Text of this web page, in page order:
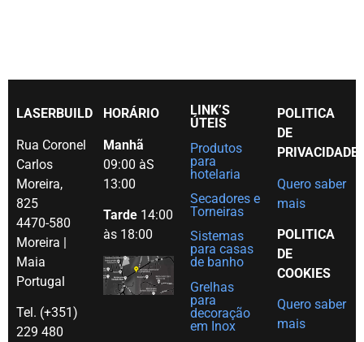
LASERBUILD
Rua Coronel
Carlos
Moreira,
825
4470-580
Moreira |
Maia
Portugal
Tel. (+351)
229 480
HORÁRIO
Manhã
09:00 àS
13:00
Tarde 14:00
às 18:00
LINK’S
ÚTEIS
Produtos
para
hotelaria
Secadores e
Torneiras
Sistemas
para casas
de banho
Grelhas
para
decoração
em Inox
POLITICA
DE
PRIVACIDADE
Quero saber
mais
POLITICA
DE
COOKIES
Quero saber
mais